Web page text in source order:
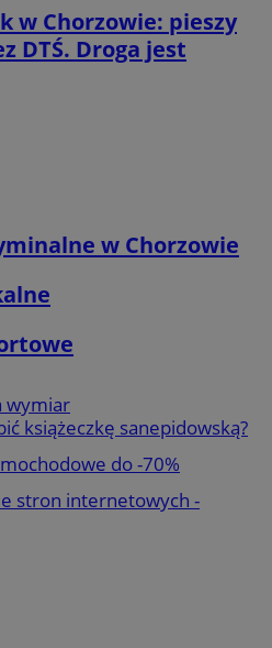
w Chorzowie: pieszy
DTŚ. Droga jest
w Chorzowie
wymiar
książeczkę sanepidowską?
do -70%
stron internetowych -